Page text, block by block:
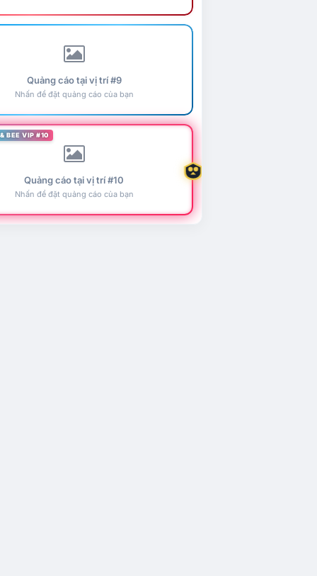
Quảng cáo tại vị trí #9
Nhấn để đặt quảng cáo của bạn
BEE VIP #10
Quảng cáo tại vị trí #10
Nhấn để đặt quảng cáo của bạn